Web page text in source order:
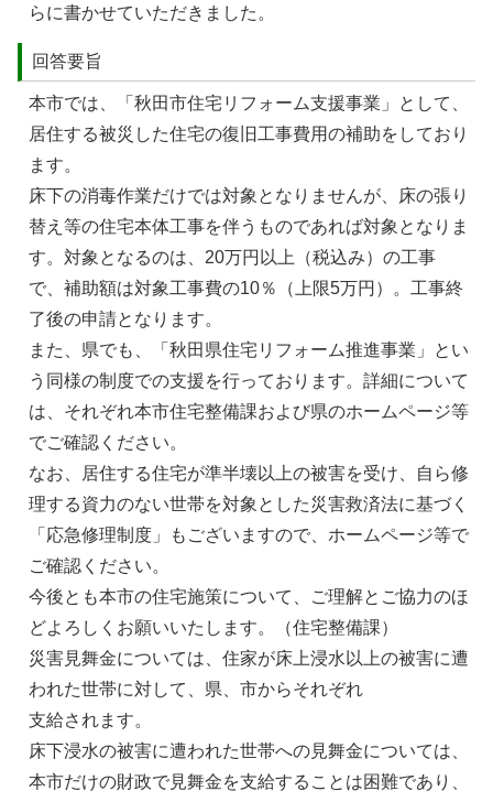
らに書かせていただきました。
回答要旨
本市では、「秋田市住宅リフォーム支援事業」として、
居住する被災した住宅の復旧工事費用の補助をしており
ます。
床下の消毒作業だけでは対象となりませんが、床の張り
替え等の住宅本体工事を伴うものであれば対象となりま
す。対象となるのは、20万円以上（税込み）の工事
で、補助額は対象工事費の10％（上限5万円）。工事終
了後の申請となります。
また、県でも、「秋田県住宅リフォーム推進事業」とい
う同様の制度での支援を行っております。詳細について
は、それぞれ本市住宅整備課および県のホームページ等
でご確認ください。
なお、居住する住宅が準半壊以上の被害を受け、自ら修
理する資力のない世帯を対象とした災害救済法に基づく
「応急修理制度」もございますので、ホームページ等で
ご確認ください。
今後とも本市の住宅施策について、ご理解とご協力のほ
どよろしくお願いいたします。（住宅整備課）
災害見舞金については、住家が床上浸水以上の被害に遭
われた世帯に対して、県、市からそれぞれ
支給されます。
床下浸水の被害に遭われた世帯への見舞金については、
本市だけの財政で見舞金を支給することは困難であり、